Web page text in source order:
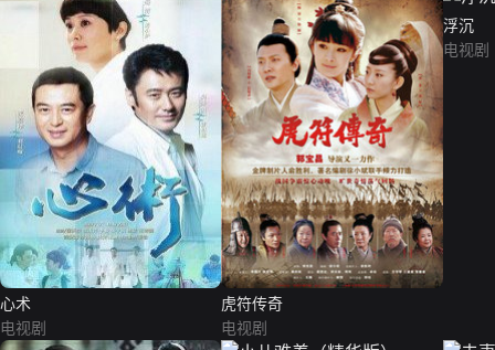
心术
电视剧
虎符传奇
电视剧
浮沉
电视剧